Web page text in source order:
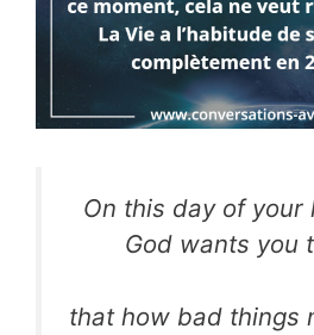
On this day of your
God wants you
that how bad things